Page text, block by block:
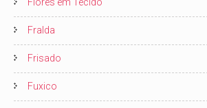
Fralda
Frisado
Fuxico